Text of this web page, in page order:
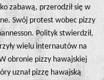
zabawą, przerodził się w
Swój protest wobec pizzy
Polityk stwierdził,
wielu internautów na
obronie pizzy hawajskiej
uznał pizzę hawajską